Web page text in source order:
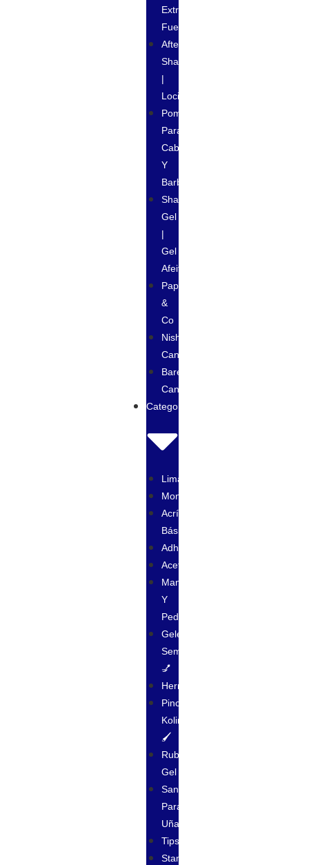
Extra
Fuerte
After
Shave
|
Loción
Pomadas
Para
Cabello
Y
Barba
Shaving
Gel
|
Gel
Afeitar
Papi
&
Co
Nishman
Cancún
Baregk
Cancún
Categorías
Limas
Monómeros
Acrílico
Básico
Adherentes
Acetonas
Manicura
Y
Pedicura
Geles
Semipermanente
💅
Herramientas
Pincel
Kolinsky
🖌
Rubber
Gel
Sanitizantes
Para
Uñas
Tips
Stamping